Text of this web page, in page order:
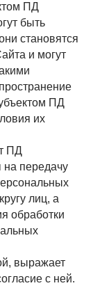
ПД
быть
становятся
и могут
ПД
их
ПД
на передачу
лиц, а
обработки
выражает
с ней.